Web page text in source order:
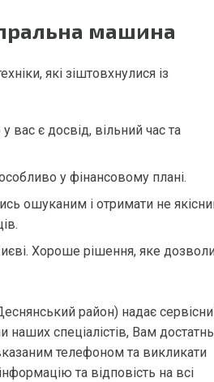
машина
які зіштовхнулися із
є досвід, вільний час та
у фінансовому плані.
ошуканим і отримати не
Хороше рішення, яке
район) надає
спеціалістів, Вам
телефоном та викликати
та відповість на всі